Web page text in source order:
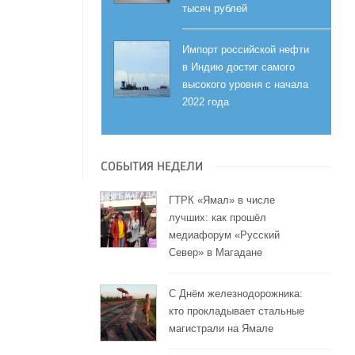
тысяч рублей
Импорт российской нефти
в Индию достиг самого
высокого уровня с начала
2022 года
СОБЫТИЯ НЕДЕЛИ
ГТРК «Ямал» в числе
лучших: как прошёл
медиафорум «Русский
Север» в Магадане
С Днём железнодорожника:
кто прокладывает стальные
магистрали на Ямале